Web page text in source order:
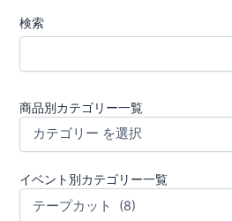
検索
商品別カテゴリー一覧
イベント別カテゴリー一覧